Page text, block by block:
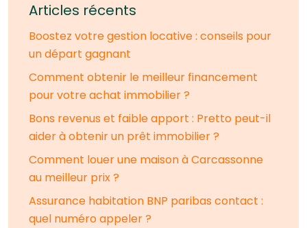
Articles récents
Boostez votre gestion locative : conseils pour
un départ gagnant
Comment obtenir le meilleur financement
pour votre achat immobilier ?
Bons revenus et faible apport : Pretto peut-il
aider à obtenir un prêt immobilier ?
Comment louer une maison à Carcassonne
au meilleur prix ?
Assurance habitation BNP paribas contact :
quel numéro appeler ?